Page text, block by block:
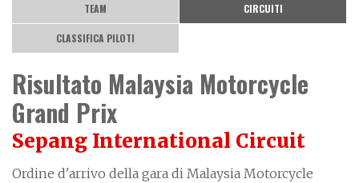
TEAM CIRCUITI
CLASSIFICA PILOTI
Risultato Malaysia Motorcycle
Grand Prix
Sepang International Circuit
Ordine d'arrivo della gara di Malaysia Motorcycle